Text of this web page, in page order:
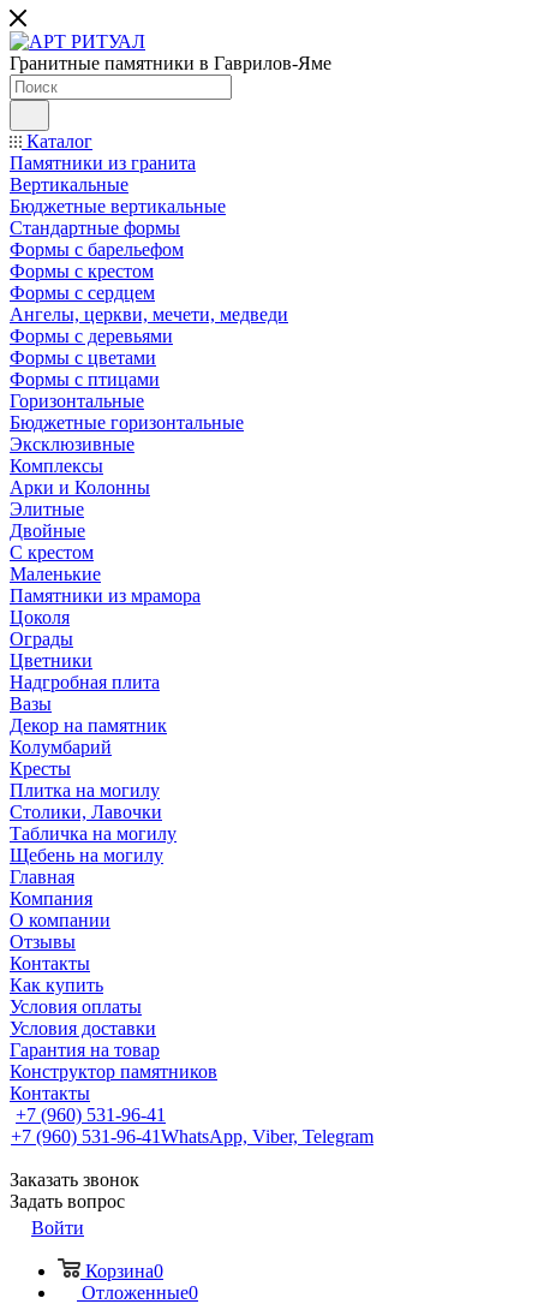
Гранитные памятники в Гаврилов-Яме
Каталог
Памятники из гранита
Вертикальные
Бюджетные вертикальные
Стандартные формы
Формы с барельефом
Формы с крестом
Формы с сердцем
Ангелы, церкви, мечети, медведи
Формы с деревьями
Формы с цветами
Формы с птицами
Горизонтальные
Бюджетные горизонтальные
Эксклюзивные
Комплексы
Арки и Колонны
Элитные
Двойные
С крестом
Маленькие
Памятники из мрамора
Цоколя
Ограды
Цветники
Надгробная плита
Вазы
Декор на памятник
Колумбарий
Кресты
Плитка на могилу
Столики, Лавочки
Табличка на могилу
Щебень на могилу
Главная
Компания
О компании
Отзывы
Контакты
Как купить
Условия оплаты
Условия доставки
Гарантия на товар
Конструктор памятников
Контакты
+7 (960) 531-96-41
+7 (960) 531-96-41WhatsApp, Viber, Telegram
Заказать звонок
Задать вопрос
Войти
Корзина0
Отложенные0